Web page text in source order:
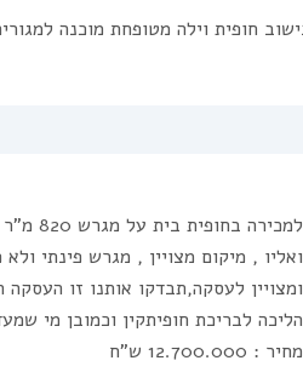
ואליו , מיקום מצויין , מגרש פינתי
ומצויין לעסקה,תבדקו אותנו זו
הליכה לבריכת חופיתקין וכמובן מי
מחיר : 12.700.000 ש”ח